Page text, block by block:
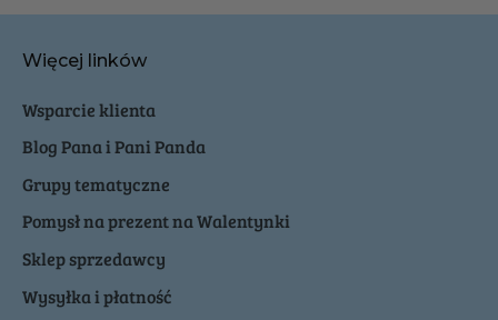
Więcej linków
Wsparcie klienta
Blog Pana i Pani Panda
Grupy tematyczne
Pomysł na prezent na Walentynki
Sklep sprzedawcy
Wysyłka i płatność